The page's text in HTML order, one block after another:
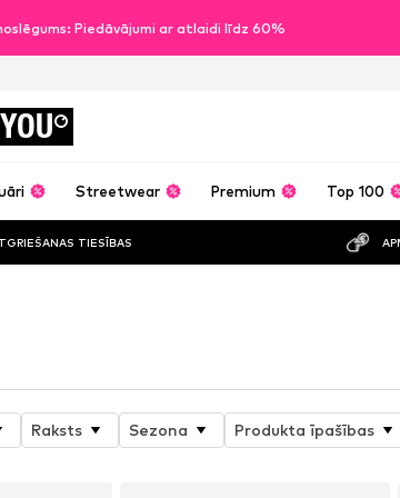
Piedāvājumi ar atlaidi līdz 60%
YOU
Streetwear Premium Top 100
TIESĪBAS
Raksts Sezona Produkta īpašības